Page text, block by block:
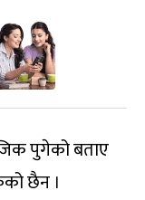
पुगेको बताए
छैन ।